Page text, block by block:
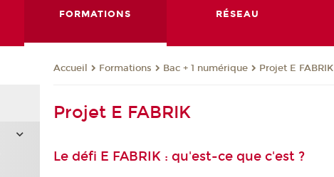
FORMATIONS RÉSEAU
Accueil Formations Bac + 1 numérique Projet E FABRIK
Projet E FABRIK
Le défi E FABRIK : qu'est-ce que c'est ?